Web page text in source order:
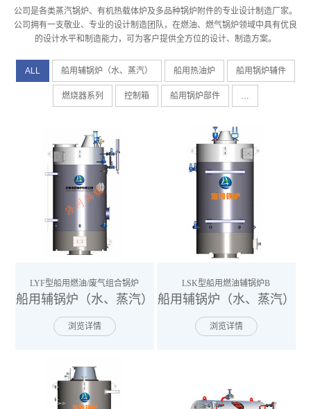
公司是各类蒸汽锅炉、有机热载体炉及多品种锅炉附件的专业设计制造厂家。
公司拥有一支敬业、专业的设计制造团队，在燃油、燃气锅炉领域中具有优良
的设计水平和制造能力，可为客户提供全方位的设计、制造方案。
ALL 船用辅锅炉（水、蒸汽） 船用热油炉 船用锅炉辅件
燃烧器系列 控制箱 船用锅炉部件 …
LYF型船用燃油/废气组合锅炉
船用辅锅炉（水、蒸汽）
浏览详情
LSK型船用燃油辅锅炉B
船用辅锅炉（水、蒸汽）
浏览详情